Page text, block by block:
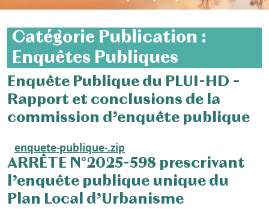
Catégorie Publication :
Enquêtes Publiques
Enquête Publique du PLUI-HD –
Rapport et conclusions de la
commission d’enquête publique
enquete-publique-.zip
ARRÊTE N°2025-598 prescrivant
l’enquête publique unique du
Plan Local d’Urbanisme